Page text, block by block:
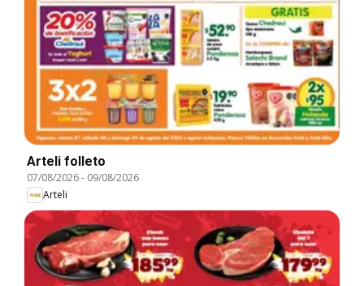
Arteli folleto
07/08/2026- 09/08/2026
Arteli